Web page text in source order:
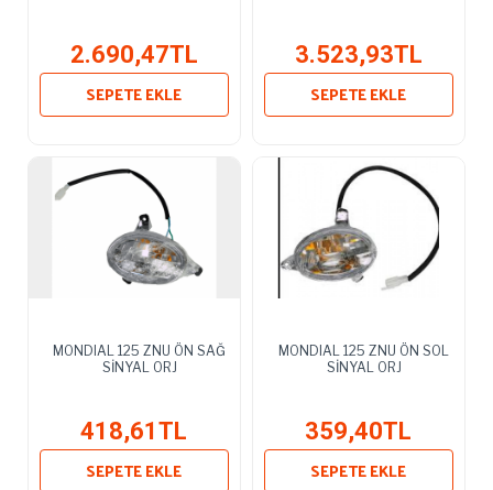
2.690,47TL
SEPETE EKLE
3.523,93TL
SEPETE EKLE
MONDIAL 125 ZNU ÖN SAĞ
SİNYAL ORJ
418,61TL
SEPETE EKLE
MONDIAL 125 ZNU ÖN SOL
SİNYAL ORJ
359,40TL
SEPETE EKLE